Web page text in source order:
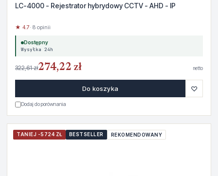
LC-4000 - Rejestrator hybrydowy CCTV - AHD - IP
★ 4.7· 8 opinii
Dostępny
Wysyłka 24h
322,61 zł274,22 zł netto
Do koszyka ♡
Dodaj do porównania
TANIEJ -5724 ZŁ BESTSELLER REKOMENDOWANY